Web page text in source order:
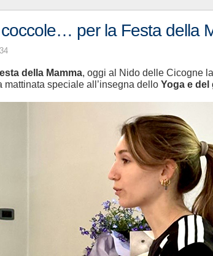
per la Festa della
della Mamma, oggi al Nido delle Cicogne
mattinata speciale all’insegna dello Yoga e